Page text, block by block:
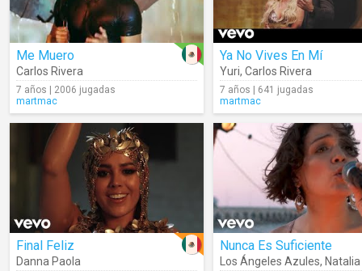
Me Muero
Carlos Rivera
7 años | 2006 jugadas
martmac
Ya No Vives En Mí
Yuri, Carlos Rivera
7 años | 641 jugadas
martmac
Final Feliz
Danna Paola
Nunca Es Suficiente
Los Ángeles Azules, Natalia